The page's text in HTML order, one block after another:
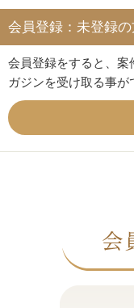
会員登録：未登録
会員登録をすると、案
ガジンを受け取る事が